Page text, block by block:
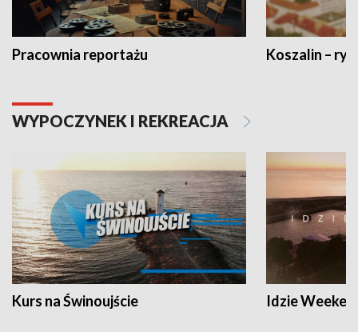
Pracownia reportażu Koszalin –
WYPOCZYNEK I REKREACJA
Kurs na Świnoujście Idzie